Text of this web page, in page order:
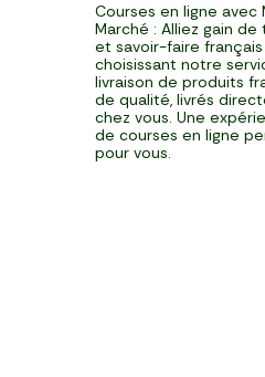
Courses en ligne avec
Marché : Alliez gain de
et savoir-faire français
choisissant notre
livraison de produits
de qualité, livrés
chez vous. Une
de courses en ligne
pour vous.